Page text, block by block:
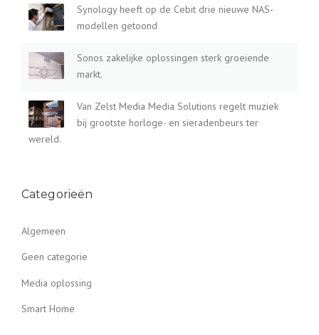
Synology heeft op de Cebit drie nieuwe NAS-
modellen getoond
Sonos zakelijke oplossingen sterk groeiende
markt.
Van Zelst Media Media Solutions regelt muziek
bij grootste horloge- en sieradenbeurs ter
wereld.
Categorieën
Algemeen
Geen categorie
Media oplossing
Smart Home